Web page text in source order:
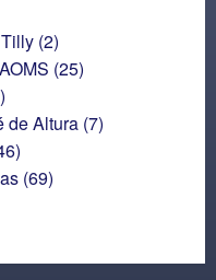
(2)
(25)
de Altura (7)
(69)